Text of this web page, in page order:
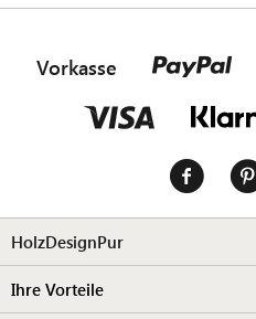
Vorkasse
HolzDesignPur
Ihre Vorteile